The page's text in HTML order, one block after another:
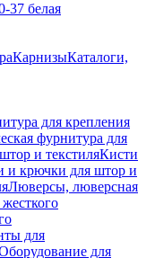
37 белая
КарнизыКаталоги,
для крепления
фурнитура для
и текстиляКисти
и крючки для штор и
Люверсы, люверсная
для
для